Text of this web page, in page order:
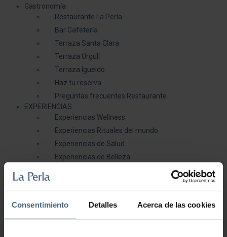
Consentimiento Detalles Acerca de las cookies
Gastronomía
Restaurante La Perla
Bar Cafetería
Terraza Santa Clara
Terraza Urgull
Terraza Igueldo
Haz tu reserva
Preguntas frecuentes Restaurante
EXPERIENCIAS
Experiencias Wellness
Experiencias Rituales del mundo
Experiencias de Salud
Experiencias de Belleza
Galería
/Encanto Marino 3h